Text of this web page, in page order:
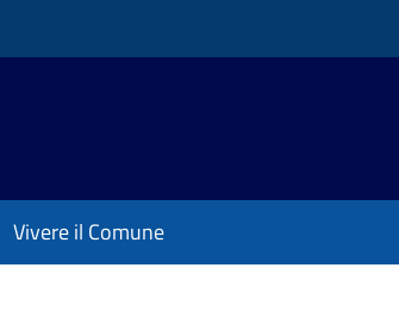
Vivere il Comune